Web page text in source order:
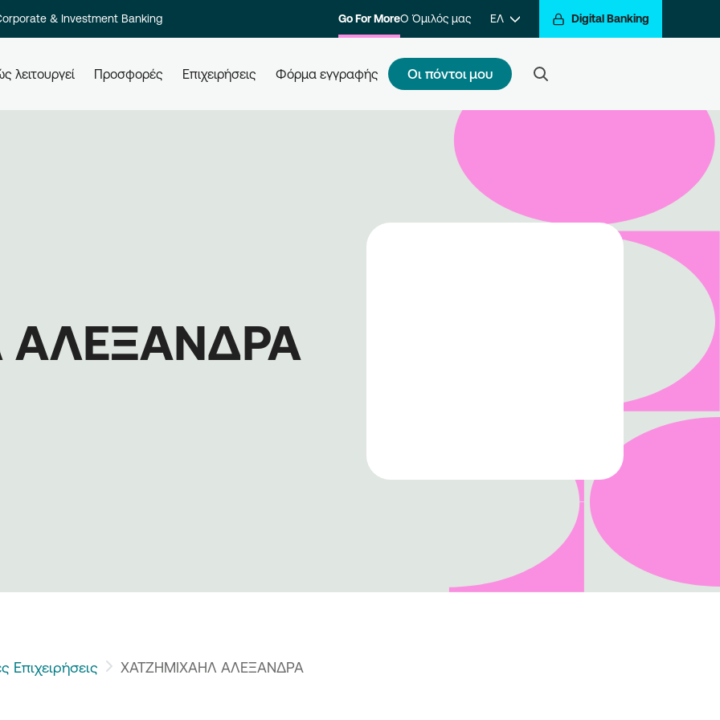
& Investment Banking Go For MoreΟ Όμιλός μας ΕΛ Digital Banking
λειτουργεί
Πώς κάνω εγγραφή
Ελάτε ένα βήμα πιο κοντά στην
επιβράβευση των συναλλαγών σας.
Εγγραφείτε στο πρόγραμμα και να
επιβράβευσης του Go For More.
Προσφορές Επιχειρήσεις Φόρμα εγγραφής Οι πόντοι μου
ΑΛΕΞΑΝΔΡΑ
Επιχειρήσεις ΧΑΤΖΗΜΙΧΑΗΛ ΑΛΕΞΑΝΔΡΑ